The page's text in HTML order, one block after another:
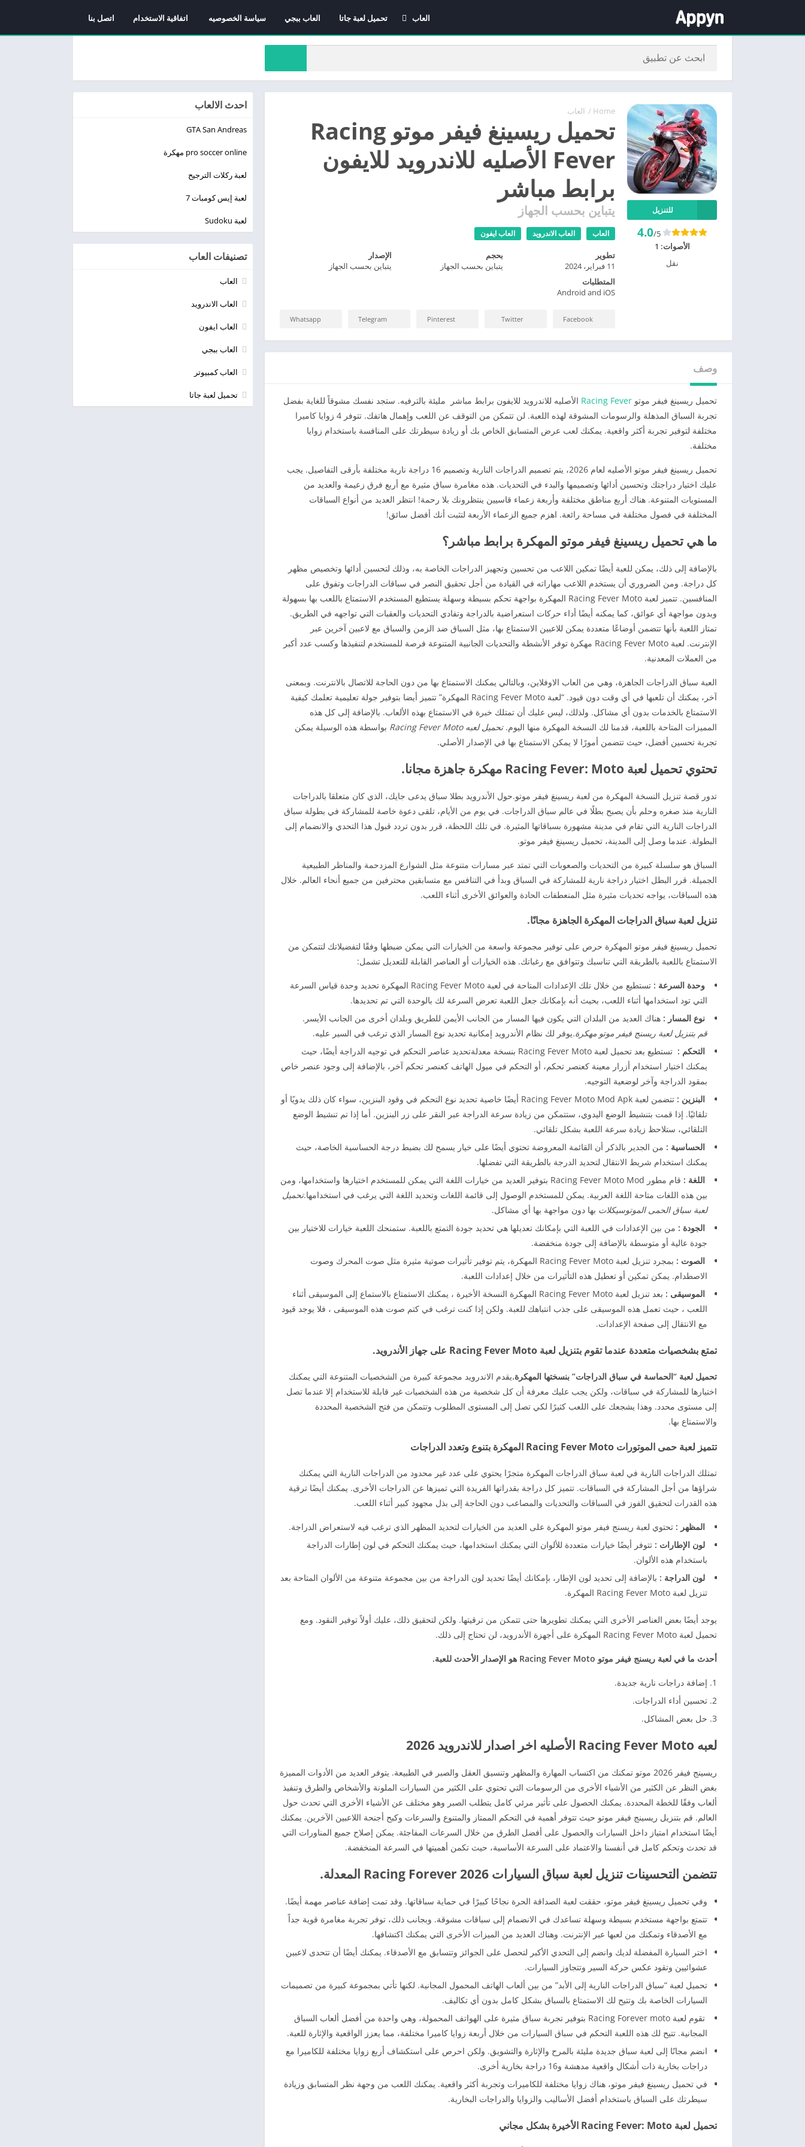
العاب
العاب الاندرويد
تحميل لعبة جاتا العاب ببجي سياسة الخصوصيه اتفاقية الاستخدام اتصل بنا
Home
/ العاب
تحميل ريسينغ فيفر موتو Racing
Fever الأصليه للاندرويد للايفون
برابط مباشر
يتباين بحسب الجهاز
العاب العاب الاندرويد العاب ايفون
للتنزيل
4.0/5
الأصوات: 1
نقل
تطوير
11 فبراير، 2024
بحجم
يتباين بحسب الجهاز
الإصدار
يتباين بحسب الجهاز
المتطلبات
Android and iOS
Facebook
Twitter
Pinterest
Telegram
Whatsapp
وصف
تحميل ريسينغ فيفر موتو Racing Fever الأصليه للاندرويد للايفون برابط مباشر مليئة بالترفيه. ستجد نفسك مشوقاً للغاية بفضل
تجربة السباق المذهلة والرسومات المشوقة لهذه اللعبة. لن تتمكن من التوقف عن اللعب وإهمال هاتفك. تتوفر 4 زوايا كاميرا
مختلفة لتوفير تجربة أكثر واقعية. يمكنك لعب عرض المتسابق الخاص بك أو زيادة سيطرتك على المنافسة باستخدام زوايا
مختلفة.
تحميل ريسينغ فيفر موتو الأصليه لعام 2026، يتم تصميم الدراجات النارية وتصميم 16 دراجة نارية مختلفة بأرقى التفاصيل. يجب
عليك اختيار دراجتك وتحسين أدائها وتصميمها والبدء في التحديات. هذه مغامرة سباق مثيرة مع أربع فرق زعيمة والعديد من
المستويات المتنوعة. هناك أربع مناطق مختلفة وأربعة زعماء قاسيين ينتظرونك بلا رحمة! انتظر العديد من أنواع السباقات
المختلفة في فصول مختلفة في مساحة رائعة. اهزم جميع الزعماء الأربعة لتثبت أنك أفضل سائق!
ما هي تحميل ريسينغ فيفر موتو المهكرة برابط مباشر؟
بالإضافة إلى ذلك، يمكن للعبة أيضًا تمكين اللاعب من تحسين وتجهيز الدراجات الخاصة به، وذلك لتحسين أدائها وتخصيص مظهر
كل دراجة. ومن الضروري أن يستخدم اللاعب مهاراته في القيادة من أجل تحقيق النصر في سباقات الدراجات وتفوق على
المنافسين. تتميز لعبة Racing Fever Moto المهكرة بواجهة تحكم بسيطة وسهلة يستطيع المستخدم الاستمتاع باللعب بها بسهولة
وبدون مواجهة أي عوائق، كما يمكنه أيضًا أداء حركات استعراضية بالدراجة وتفادي التحديات والعقبات التي تواجهه في الطريق.
تمتاز اللعبة بأنها تتضمن أوضاعًا متعددة يمكن للاعبين الاستمتاع بها، مثل السباق ضد الزمن والسباق مع لاعبين آخرين عبر
الإنترنت. لعبة Racing Fever Moto مهكرة توفر الأنشطة والتحديات الجانبية المتنوعة فرصة للمستخدم لتنفيذها وكسب عدد أكبر
من العملات المعدنية.
العبة سباق الدراجات الجاهزة، وهي من العاب الاوفلاين، وبالتالي يمكنك الاستمتاع بها من دون الحاجة للاتصال بالانترنت. وبمعنى
آخر، يمكنك أن تلعبها في أي وقت دون قيود. “لعبة Racing Fever Moto المهكرة” تتميز أيضا بتوفير جولة تعليمية تعلمك كيفية
الاستمتاع بالخدمات بدون أي مشاكل. ولذلك، ليس عليك أن تمتلك خبرة في الاستمتاع بهذه الألعاب. بالإضافة إلى كل هذه
المميزات المتاحة باللعبة، قدمنا لك النسخة المهكرة منها اليوم. تحميل لعبه Racing Fever Moto
بواسطة هذه الوسيلة يمكن
تجربة تحسين أفضل، حيث تتضمن أمورًا لا يمكن الاستمتاع بها في الإصدار الأصلي.
تحتوي تحميل لعبة Racing Fever: Moto مهكرة جاهزة مجانا.
تدور قصة تنزيل النسخة المهكرة من لعبة ريسينغ فيفر موتو.حول الأندرويد بطلا سباق يدعى جايك، الذي كان متعلقا بالدراجات
النارية منذ صغره وحلم بأن يصبح بطلًا في عالم سباق الدراجات. في يوم من الأيام، تلقى دعوة خاصة للمشاركة في بطولة سباق
الدراجات النارية التي تقام في مدينة مشهورة بسباقاتها المثيرة. في تلك اللحظة، قرر بدون تردد قبول هذا التحدي والانضمام إلى
البطولة. عندما وصل إلى المدينة، تحميل ريسينغ فيفر موتو.
السباق هو سلسلة كبيرة من التحديات والصعوبات التي تمتد عبر مسارات متنوعة مثل الشوارع المزدحمة والمناظر الطبيعية
الجميلة. قرر البطل اختيار دراجة نارية للمشاركة في السباق وبدأ في التنافس مع متسابقين محترفين من جميع أنحاء العالم. خلال
هذه السباقات، يواجه تحديات مثيرة مثل المنعطفات الحادة والعوائق الأخرى أثناء اللعب.
تنزيل لعبة سباق الدراجات المهكرة الجاهزة مجانًا.
تحميل ريسينغ فيفر موتو المهكرة حرص على توفير مجموعة واسعة من الخيارات التي يمكن ضبطها وفقًا لتفضيلاتك لتتمكن من
الاستمتاع باللعبة بالطريقة التي تناسبك وتتوافق مع رغباتك. هذه الخيارات أو العناصر القابلة للتعديل تشمل:
وحدة السرعة :
تستطيع من خلال تلك الإعدادات المتاحة في لعبة Racing Fever Moto المهكرة تحديد وحدة قياس السرعة
التي تود استخدامها أثناء اللعب، بحيث أنه بإمكانك جعل اللعبة تعرض السرعة لك بالوحدة التي تم تحديدها.
نوع المسار : هناك العديد من البلدان التي يكون فيها المسار من الجانب الأيمن للطريق وبلدان أخرى من الجانب الأيسر.
قم بتنزيل لعبة ريسنج فيفر موتو مهكرة.يوفر لك نظام الأندرويد إمكانية تحديد نوع المسار الذي ترغب في السير عليه.
التحكم :
تستطيع بعد تحميل لعبة Racing Fever Moto بنسخة معدلةتحديد عناصر التحكم في توجيه الدراجة أيضًا، حيث
يمكنك اختيار استخدام أزرار معينة كعنصر تحكم، أو التحكم في ميول الهاتف كعنصر تحكم آخر، بالإضافة إلى وجود عنصر خاص
بمقود الدراجة وآخر لوضعية التوجيه.
البنزين :
تتضمن لعبة Racing Fever Moto Mod Apk أيضًا خاصية تحديد نوع التحكم في وقود البنزين، سواء كان ذلك يدويًا أو
تلقائيًا. إذا قمت بتنشيط الوضع اليدوي، ستتمكن من زيادة سرعة الدراجة عبر النقر على زر البنزين. أما إذا تم تنشيط الوضع
التلقائي، ستلاحظ زيادة سرعة اللعبة بشكل تلقائي.
الحساسية : من الجدير بالذكر أن القائمة المعروضة تحتوي أيضًا على خيار يسمح لك بضبط درجة الحساسية الخاصة، حيث
يمكنك استخدام شريط الانتقال لتحديد الدرجة بالطريقة التي تفضلها.
اللغة :
قام مطور Racing Fever Moto Mod بتوفير العديد من خيارات اللغة التي يمكن للمستخدم اختيارها واستخدامها، ومن
بين هذه اللغات متاحة اللغة العربية. يمكن للمستخدم الوصول إلى قائمة اللغات وتحديد اللغة التي يرغب في استخدامها.تحميل
لعبة سباق الحمى الموتوسيكلات بها دون مواجهة بها أي مشاكل.
الجودة : من بين الإعدادات في اللعبة التي بإمكانك تعديلها هي تحديد جودة التمتع باللعبة. ستمنحك اللعبة خيارات للاختيار بين
جودة عالية أو متوسطة بالإضافة إلى جودة منخفضة.
الصوت :
بمجرد تنزيل لعبة Racing Fever Moto المهكرة، يتم توفير تأثيرات صوتية مثيرة مثل صوت المحرك وصوت
الاصطدام. يمكن تمكين أو تعطيل هذه التأثيرات من خلال إعدادات اللعبة.
الموسيقى :
بعد تنزيل لعبة Racing Fever Moto المهكرة النسخة الأخيرة ، يمكنك الاستمتاع بالاستماع إلى الموسيقى أثناء
اللعب ، حيث تعمل هذه الموسيقى على جذب انتباهك للعبة. ولكن إذا كنت ترغب في كتم صوت هذه الموسيقى ، فلا يوجد قيود
مع الانتقال إلى صفحة الإعدادات.
تمتع بشخصيات متعددة عندما تقوم بتنزيل لعبة Racing Fever Moto على جهاز الأندرويد.
تحميل لعبة “الحماسة في سباق الدراجات” بنسختها المهكرة.يقدم الاندرويد مجموعة كبيرة من الشخصيات المتنوعة التي يمكنك
اختيارها للمشاركة في سباقات، ولكن يجب عليك معرفة أن كل شخصية من هذه الشخصيات غير قابلة للاستخدام إلا عندما تصل
إلى مستوى محدد. وهذا يشجعك على اللعب كثيرًا لكي تصل إلى المستوى المطلوب وتتمكن من فتح الشخصية المحددة
والاستمتاع بها.
تتميز لعبة حمى الموتورات Racing Fever Moto المهكرة بتنوع وتعدد الدراجات
تمتلك الدراجات النارية في لعبة سباق الدراجات المهكرة متجرًا يحتوي على عدد غير محدود من الدراجات النارية التي يمكنك
شراؤها من أجل المشاركة في السباقات. تتميز كل دراجة بقدراتها الفريدة التي تميزها عن الدراجات الأخرى. يمكنك أيضًا ترقية
هذه القدرات لتحقيق الفوز في السباقات والتحديات والمصاعب دون الحاجة إلى بذل مجهود كبير أثناء اللعب.
المظهر : تحتوي لعبة ريسنج فيفر موتو المهكرة على العديد من الخيارات لتحديد المظهر الذي ترغب فيه لاستعراض الدراجة.
لون الإطارات : تتوفر أيضًا خيارات متعددة للألوان التي يمكنك استخدامها، حيث يمكنك التحكم في لون إطارات الدراجة
باستخدام هذه الألوان.
لون الدراجة : بالإضافة إلى تحديد لون الإطار، بإمكانك أيضًا تحديد لون الدراجة من بين مجموعة متنوعة من الألوان المتاحة بعد
تنزيل لعبة Racing Fever Moto المهكرة.
يوجد أيضًا بعض العناصر الأخرى التي يمكنك تطويرها حتى تتمكن من ترقيتها. ولكن لتحقيق ذلك، عليك أولاً توفير النقود. ومع
تحميل لعبة Racing Fever Moto المهكرة على أجهزة الأندرويد، لن تحتاج إلى ذلك.
أحدث ما في لعبة ريسنج فيفر موتو Racing Fever Moto هو الإصدار الأحدث للعبة.
إضافة دراجات نارية جديدة.
تحسين أداء الدراجات.
حل بعض المشاكل.
لعبه Racing Fever Moto الأصليه اخر اصدار للاندرويد 2026
ريسينج فيفر 2026 موتو تمكنك من اكتساب المهارة والمظهر وتنسيق العقل والصبر في الطبيعة. يتوفر العديد من الأدوات المميزة
بغض النظر عن الكثير من الأشياء الأخرى من الرسومات التي تحتوي على الكثير من السيارات الملونة والأشخاص والطرق وتنفيذ
ألعاب وفقًا للخطة المحددة. يمكنك الحصول على تأثير مرئي كامل يتطلب الصبر وهو مختلف عن الأشياء الأخرى التي تحدث حول
العالم. قم بتنزيل ريسينج فيفر موتو حيث تتوفر أهمية في التحكم الممتاز والمتنوع والسرعات وكبح أجنحة اللاعبين الآخرين. يمكنك
أيضًا استخدام امتياز داخل السيارات والحصول على أفضل الطرق من خلال السرعات المفاجئة. يمكن إصلاح جميع المناورات التي
قد تحدث وتحكم كامل في أنفسنا والاعتماد على السرعة الأساسية، حيث تكمن أهميتها في السرعة المنخفضة.
تتضمن التحسينات تنزيل لعبة سباق السيارات 2026 Racing Forever المعدلة.
وفي تحميل ريسينغ فيفر موتو، حققت لعبة الصداقة الحرة نجاحًا كبيرًا في حماية سباقاتها. وقد تمت إضافة عناصر مهمة أيضًا.
تتمتع بواجهة مستخدم بسيطة وسهلة تساعدك في الانضمام إلى سباقات مشوقة. وبجانب ذلك، توفر تجربة مغامرة قوية جداً
مع الأصدقاء وتمكنك من لعبها عبر الإنترنت. وهناك العديد من الميزات الأخرى التي يمكنك اكتشافها.
اختر السيارة المفضلة لديك وانضم إلى التحدي الأكبر لتحصل على الجوائز وتتسابق مع الأصدقاء. يمكنك أيضًا أن تتحدى لاعبين
عشوائيين وتقود عكس حركة السير وتتجاوز السيارات.
تحميل لعبة “سباق الدراجات النارية إلى الأبد” من بين ألعاب الهاتف المحمول المجانية. لكنها تأتي بمجموعة كبيرة من تصميمات
السيارات الخاصة بك وتتيح لك الاستمتاع بالسباق بشكل كامل بدون أي تكاليف.
تقوم لعبة Racing Forever moto بتوفير تجربة سباق مثيرة على الهواتف المحمولة، وهي واحدة من أفضل ألعاب السباق
المجانية. تتيح لك هذه اللعبة التحكم في سباق السيارات من خلال أربعة زوايا كاميرا مختلفة، مما يعزز الواقعية والإثارة للعبة.
انضم مجانًا إلى لعبة سباق جديدة مليئة بالمرح والإثارة والتشويق. ولكن احرص على استكشاف أربع زوايا مختلفة للكاميرا مع
دراجات بخارية ذات أشكال واقعية مدهشة و16 دراجة بخارية أخرى.
في تحميل ريسينغ فيفر موتو، هناك زوايا مختلفة للكاميرات وتجربة أكثر واقعية. يمكنك اللعب من وجهة نظر المتسابق وزيادة
سيطرتك على السباق باستخدام أفضل الأساليب والزوايا والدراجات البخارية.
تحميل لعبة Racing Fever: Moto الأخيرة بشكل مجاني
احدث الالعاب
GTA San Andreas
pro soccer online مهكرة
لعبة ركلات الترجيح
لعبة إيس كومبات 7
لعبة Sudoku
تصنيفات العاب
العاب
العاب الاندرويد
العاب ايفون
العاب ببجي
العاب كمبيوتر
تحميل لعبة جاتا